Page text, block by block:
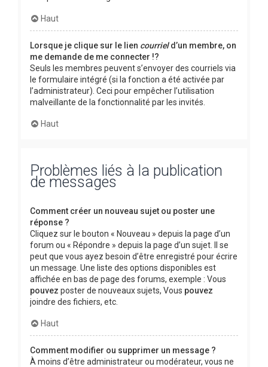
Haut
Lorsque je clique sur le lien courrield’un membre, on
me demande de me connecter !?
Seuls les membres peuvent s’envoyer des courriels via
le formulaire intégré (si la fonction a été activée par
l’administrateur). Ceci pour empêcher l’utilisation
malveillante de la fonctionnalité par les invités.
Haut
Problèmes liés à la publication
de messages
Comment créer un nouveau sujet ou poster une
réponse ?
Cliquez sur le bouton « Nouveau » depuis la page d’un
forum ou « Répondre » depuis la page d’un sujet. Il se
peut que vous ayez besoin d’être enregistré pour écrire
un message. Une liste des options disponibles est
affichée en bas de page des forums, exemple : Vous
pouvez poster de nouveaux sujets, Vous pouvez
joindre des fichiers, etc.
Haut
Comment modifier ou supprimer un message ?
À moins d’être administrateur ou modérateur, vous ne